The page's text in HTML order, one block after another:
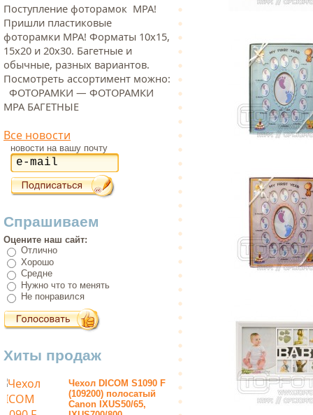
Поступление фоторамок МРА!
Пришли пластиковые
фоторамки МРА! Форматы 10х15,
15х20 и 20х30. Багетные и
обычные, разных вариантов.
Посмотреть ассортимент можно:
ФОТОРАМКИ — ФОТОРАМКИ
МРА БАГЕТНЫЕ
Все новости
новости на вашу почту
Спрашиваем
Оцените наш сайт:
Отлично
Хорошо
Средне
Нужно что то менять
Не понравился
Хиты продаж
Чехол DICOM S1090 F
(109200) полосатый
Canon IXUS50/65,